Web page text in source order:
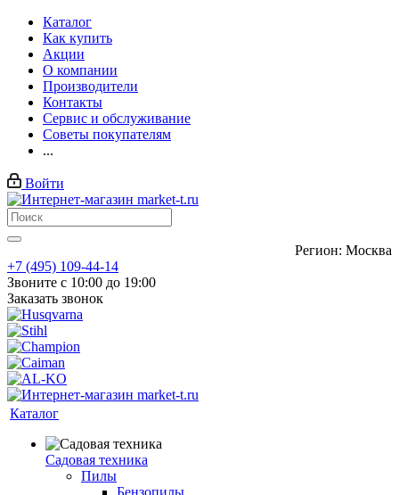
Каталог
Как купить
Акции
О компании
Производители
Контакты
Сервис и обслуживание
Советы покупателям
...
Войти
Регион: Москва
+7 (495) 109-44-14
Звоните с 10:00 до 19:00
Заказать звонок
Каталог
Садовая техника
Пилы
Бензопилы